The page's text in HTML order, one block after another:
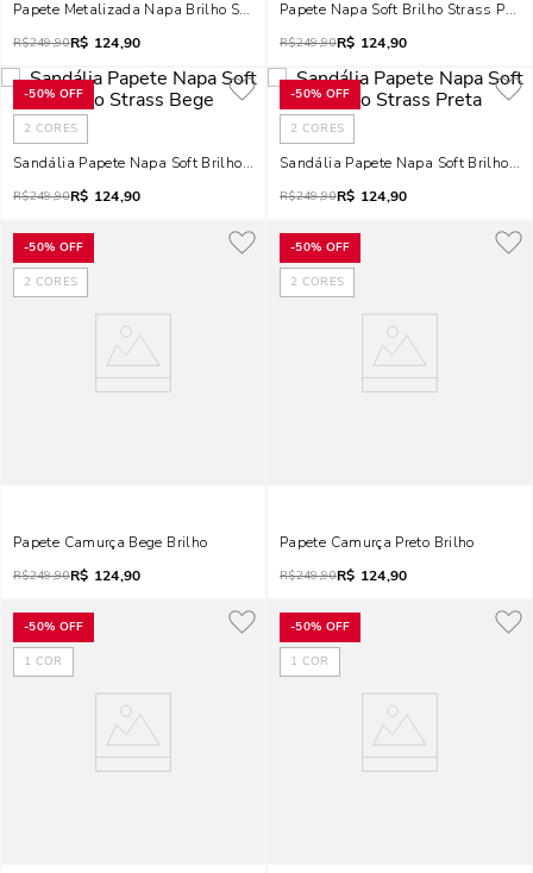
Papete Metalizada Napa Brilho Strass Dourada
R$249,90R$ 124,90
Papete Napa Soft Brilho Strass Preta
R$249,90R$ 124,90
-50% OFF
2 CORES
Sandália Papete Napa Soft Brilho Strass Bege
R$249,90R$ 124,90
-50% OFF
2 CORES
Sandália Papete Napa Soft Brilho
R$249,90R$ 124,90
-50% OFF
2 CORES
Papete Camurça Bege Brilho
R$249,90R$ 124,90
-50% OFF
2 CORES
Papete Camurça Preto Brilho
R$249,90R$ 124,90
-50% OFF
1 COR
-50% OFF
1 COR